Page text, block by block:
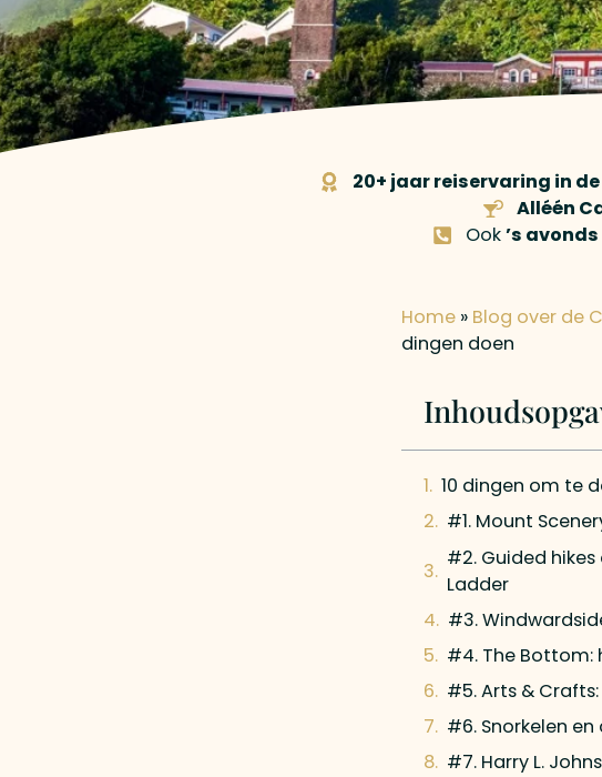
20+ jaar reiservaring in
Alléén
Ook’s avonds
Home » Blog over de
dingen doen
10 dingen om te
#1. Mount
#2. Guided hikes
Ladder
#3.
#4. The Bottom:
#5. Arts &
#6. Snorkelen
#7. Harry L.